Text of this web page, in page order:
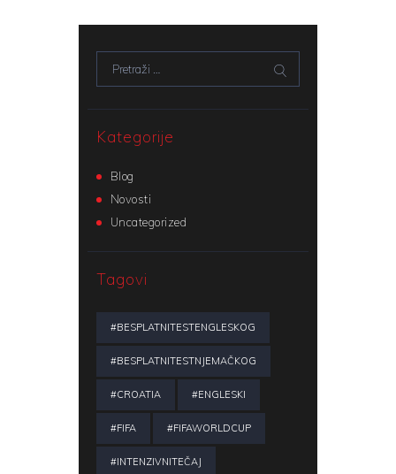
Kategorije
Blog
Novosti
Uncategorized
Tagovi
#BESPLATNITESTENGLESKOG
#BESPLATNITESTNJEMAČKOG
#CROATIA #ENGLESKI
#FIFA #FIFAWORLDCUP
#INTENZIVNITEČAJ